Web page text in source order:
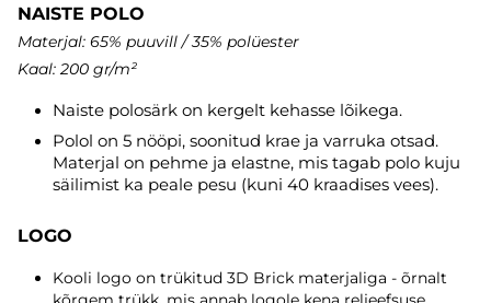
NAISTE POLO
Materjal: 65% puuvill / 35% polüester
Kaal: 200 gr/m²
Naiste polosärk on kergelt kehasse lõikega.
Polol on 5 nööpi, soonitud krae ja varruka otsad.
Materjal on pehme ja elastne, mis tagab polo kuju
säilimist ka peale pesu (kuni 40 kraadises vees).
LOGO
Kooli logo on trükitud 3D Brick materjaliga - õrnalt